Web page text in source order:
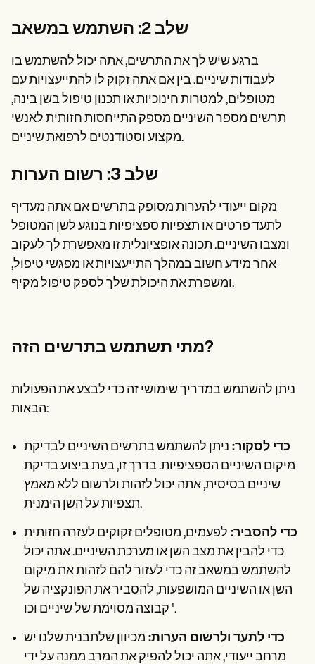
שלב 2: השתמש במשאב
ברגע שיש לך את התרשים, אתה יכול להשתמש בו
לעבודות שיניים. בין אם אתה זקוק לו להתייעצויות עם
מטופלים, למטרות חינוכיות או תכנון טיפול בשן בינה,
תרשים מספר השיניים מספק התייחסות חזותית לאנשי
מקצוע וסטודנטים לרפואת שיניים.
שלב 3: רשום הערות
מקום ייעודי להערות מסופק בתרשים אם אתה מעדיף
לתעד פרטים או תצפיות ספציפיות בנוגע לשן המטופל
ומצבו השיניים. תכונה אופציונלית זו מאפשרת לך לעקוב
אחר מידע חשוב במהלך התייעצויות או מפגשי טיפול,
ומשפרת את היכולת שלך לספק טיפול מקיף.
מתי תשתמש בתרשים הזה?
ניתן להשתמש במדריך שימושי זה כדי לבצע את הפעולות
הבאות:
כדי לסקור: ניתן להשתמש בתרשים השיניים לבדיקת
מיקום השיניים הספציפיות. בדרך זו, בעת ביצוע בדיקת
שיניים בסיסית, אתה יכול לזהות ולרשום ללא מאמץ
תצפיות על השן הימנית.
כדי להסביר: לפעמים, מטופלים זקוקים לעזרה חזותית
כדי להבין את מצב השן או מערכת השיניים. אתה יכול
להשתמש במשאב זה כדי לעזור להם לזהות את מיקום
השן או השיניים המושפעות, להסביר את הפונקציה של
קבוצה מסוימת של שיניים וכו '.
כדי לתעד ולרשום הערות: מכיוון שלתבנית שלנו יש
מרחב ייעודי, אתה יכול להפיק את המרב ממנה על ידי